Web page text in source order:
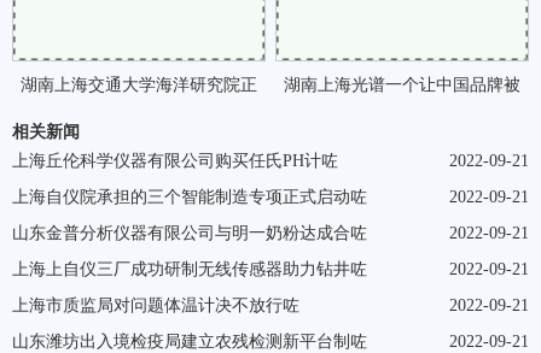
湖南上海交通大学海洋研究院正 湖南上海光谱一个让中国品牌被
相关新闻
2022-09-21
上海丘伦科学仪器有限公司购买任氏PH计咗
2022-09-21
上海自仪院承担的三个智能制造专项正式启动咗
2022-09-21
山东金普分析仪器有限公司与明一奶粉达成合咗
2022-09-21
上海上自仪三厂成功研制无线传感器助力钻井咗
2022-09-21
上海市质监局对问题体温计决不放行咗
2022-09-21
山东潍坊出入境检疫局建立农残检测新平台制咗